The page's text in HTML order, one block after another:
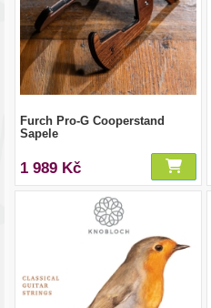
Furch Pro-G Cooperstand
Sapele
1 989 Kč